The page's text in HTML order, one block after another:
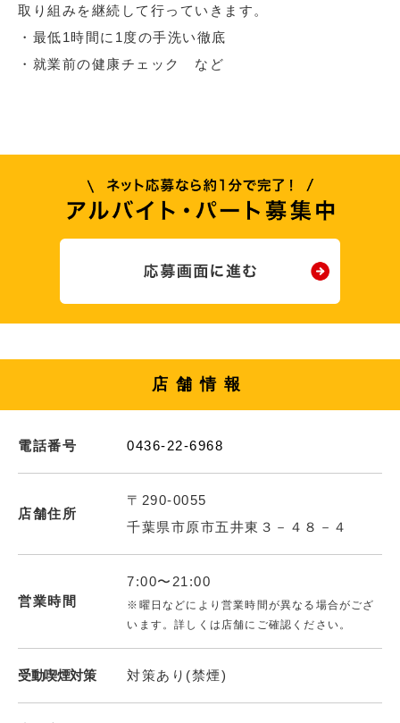
取り組みを継続して行っていきます。
・最低1時間に1度の手洗い徹底
・就業前の健康チェック など
店舗情報
電話番号 0436-22-6968
店舗住所
〒290-0055
千葉県市原市五井東３－４８－４
営業時間
7:00〜21:00
※曜日などにより営業時間が異なる場合がござ
います。詳しくは店舗にご確認ください。
受動喫煙対策 対策あり(禁煙)